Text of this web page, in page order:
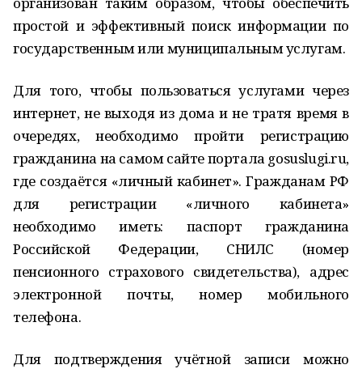
простой и эффективный поиск информации по
государственным или муниципальным услугам.
Для того, чтобы пользоваться услугами через
интернет, не выходя из дома и не тратя время в
очередях, необходимо пройти регистрацию
гражданина на самом сайте портала gosuslugi.ru,
где создаётся «личный кабинет». Гражданам РФ
для регистрации «личного кабинета»
необходимо иметь: паспорт гражданина
Российской Федерации, СНИЛС (номер
пенсионного страхового свидетельства), адрес
электронной почты, номер мобильного
телефона.
Для подтверждения учётной записи можно